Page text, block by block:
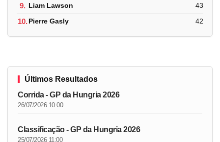
9. Liam Lawson 43
10.Pierre Gasly 42
Últimos Resultados
Corrida - GP da Hungria 2026
26/07/2026 10:00
Classificação - GP da Hungria 2026
25/07/2026 11:00